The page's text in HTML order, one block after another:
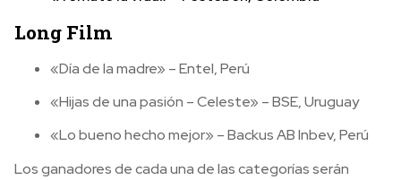
Long Film
«Día de la madre» – Entel, Perú
«Hijas de una pasión – Celeste» – BSE, Uruguay
«Lo bueno hecho mejor» – Backus AB Inbev, Perú
Los ganadores de cada una de las categorías serán